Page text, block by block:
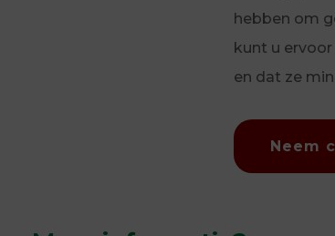
hebben om
kunt u
en dat ze
Neem